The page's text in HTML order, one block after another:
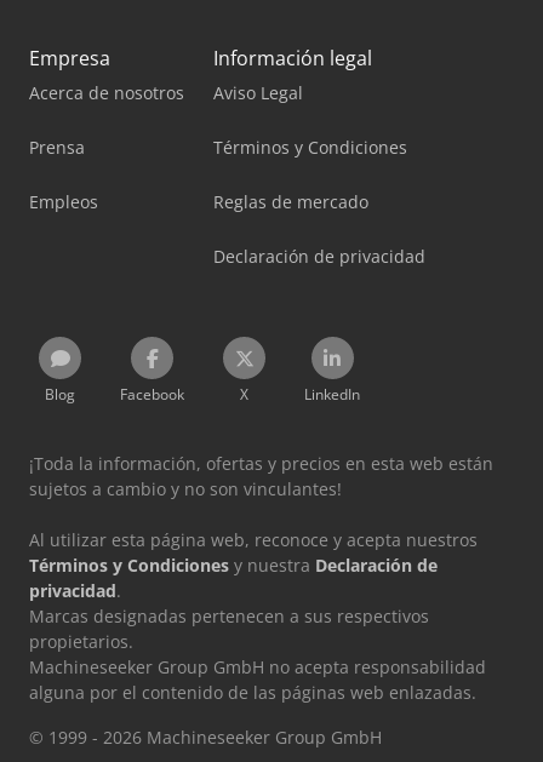
Empresa
Acerca de nosotros
Prensa
Empleos
Información legal
Aviso Legal
Términos y Condiciones
Reglas de mercado
Declaración de privacidad
Blog Facebook X LinkedIn
¡Toda la información, ofertas y precios en esta web están
sujetos a cambio y no son vinculantes!
Al utilizar esta página web, reconoce y acepta nuestros
Términos y Condiciones y nuestra Declaración de
privacidad.
Marcas designadas pertenecen a sus respectivos
propietarios.
Machineseeker Group GmbH no acepta responsabilidad
alguna por el contenido de las páginas web enlazadas.
© 1999 - 2026 Machineseeker Group GmbH